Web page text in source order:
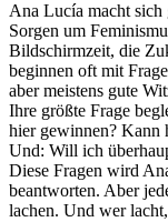
Ana Lucía macht sich
Sorgen um
Bildschirmzeit, die
beginnen oft mit
aber meistens gute
Ihre größte Frage
hier gewinnen? Kann
Und: Will ich
Diese Fragen wird
beantworten. Aber
lachen. Und wer